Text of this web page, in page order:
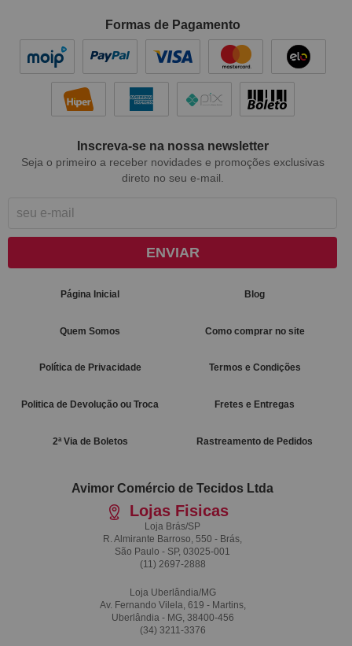
Formas de Pagamento
Inscreva-se na nossa newsletter
Seja o primeiro a receber novidades e promoções exclusivas
direto no seu e-mail.
ENVIAR
Página Inicial Blog
Quem Somos Como comprar no site
Política de Privacidade Termos e Condições
Politica de Devolução ou Troca Fretes e Entregas
2ª Via de Boletos Rastreamento de Pedidos
Avimor Comércio de Tecidos Ltda
Lojas Fisicas
Loja Brás/SP
R. Almirante Barroso, 550 - Brás,
São Paulo - SP, 03025-001
(11) 2697-2888
Loja Uberlândia/MG
Av. Fernando Vilela, 619 - Martins,
Uberlândia - MG, 38400-456
(34) 3211-3376